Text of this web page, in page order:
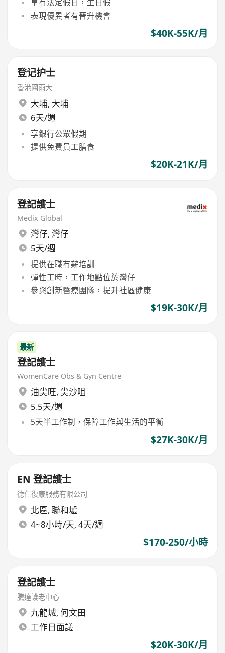
表現優異者有晉升機會
$40K-55K/月
登记护士
香港网雨大
大埔, 大埔
6天/週
享銀行公眾假期
提供免費員工膳食
$20K-21K/月
登記護士
Medix Global
灣仔, 灣仔
5天/週
提供在職有薪培訓
彈性工時，工作地點位於灣仔
參與創新醫療團隊，提升社區健康
$19K-30K/月
最新
登記護士
WomenCare Obs & Gyn Centre
油尖旺, 尖沙咀
5.5天/週
5天半工作制，保障工作與生活的平衡
$27K-30K/月
EN 登記護士
德仁復康服務有限公司
北區, 聯和墟
4~8小時/天, 4天/週
$170-250/小時
登記護士
騰達護老中心
九龍城, 何文田
工作日面議
$20K-30K/月